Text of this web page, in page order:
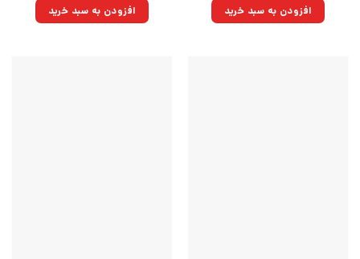
۳۳۰,۰۰۰تومان
بود.
۲۳۵,۹۵۰تومان.افزودن به سبد خرید ۵۵۰,۰۰۰تومان
بود.
۳۹۳,۲۵۰تومان.افزودن به سبد خرید